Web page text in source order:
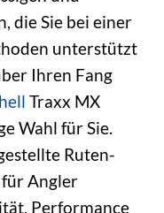
die Sie bei einer
unterstützt
Ihren Fang
Traxx MX
Wahl für Sie.
Ruten-
Angler
Performance